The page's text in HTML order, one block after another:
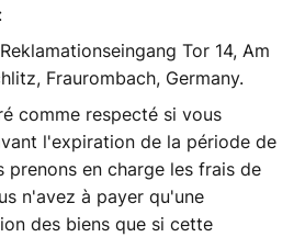
Tor 14, Am
Fraurombach, Germany.
comme respecté si vous
l'expiration de la période de
prenons en charge les frais de
n'avez à payer qu'une
des biens que si cette